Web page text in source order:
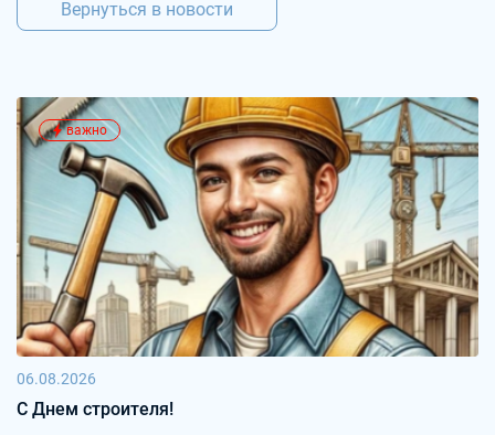
Вернуться в новости
важно
06.08.2026
С Днем строителя!